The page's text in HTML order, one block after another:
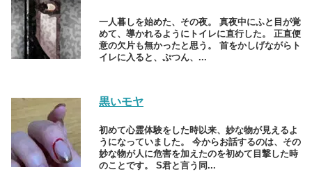
一人暮しを始めた、その夜。 真夜中にふと目が覚
めて、導かれるようにトイレに直行した。 正直便
意の欠片も無かったと思う。 首をかしげながらト
イレに入ると、ぷつん、...
黒いモヤ
初めて心霊体験をした時以来、妙な物が見えるよ
うになっていました。 今からお話するのは、その
妙な物が人に危害を加えたのを初めて目撃した時
のことです。 S君と言う同...